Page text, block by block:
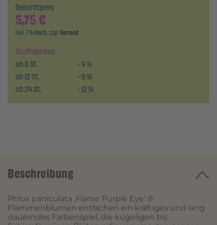
Staffelpreise:
ab6St. -4%
ab12St. -8%
ab24St. -12%
Gesamtpreis
5,75€
inkl. 7 % MwSt. zzgl.Versand
Beschreibung
Phlox paniculata ‚Flame Purple Eye‘ ®
Flammenblumen entfachen ein kräftiges und lang
dauerndes Farbenspiel, die kugeligen bis